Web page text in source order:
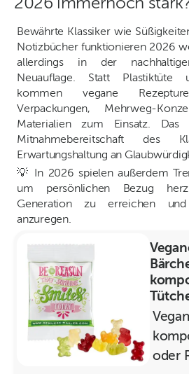
Bewährte Klassiker wie
Notizbücher funktionieren 2026
allerdings in der
Neuauflage. Statt Plastiktüte
kommen vegane
Verpackungen, Mehrweg-
Materialien zum Einsatz.
Mitnahmebereitschaft des
Erwartungshaltung an
💡 In 2026 spielen außerdem
um persönlichen Bezug
Generation zu erreichen
anzuregen.
oder